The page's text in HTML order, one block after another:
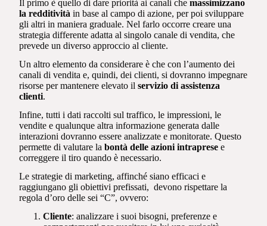
Il primo è quello di dare priorità ai canali chemassimizzano
la redditività in base al campo di azione, per poi sviluppare
gli altri in maniera graduale. Nel farlo occorre creare una
strategia differente adatta al singolo canale di vendita, che
prevede un diverso approccio al cliente.
Un altro elemento da considerare è che con l’aumento dei
canali di vendita e, quindi, dei clienti, si dovranno impegnare
risorse per mantenere elevato ilservizio di assistenza
clienti.
Infine, tutti i dati raccolti sul traffico, le impressioni, le
vendite e qualunque altra informazione generata dalle
interazioni dovranno essere analizzate e monitorate. Questo
permette di valutare labontà delle azioni intraprese e
correggere il tiro quando è necessario.
Le strategie di marketing, affinché siano efficaci e
raggiungano gli obiettivi prefissati, devono rispettare la
regola d’oro delle sei “C”, ovvero:
Cliente: analizzare i suoi bisogni, preferenze e